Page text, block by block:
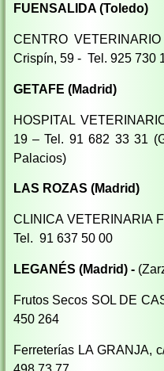
FUENSALIDA (Toledo)
CENTRO
Crispín, 59 - Tel. 925 730
GETAFE (Madrid)
HOSPITAL
19 – Tel. 91 682 33 31
Palacios)
LAS ROZAS (Madrid)
CLINICA VETERINARIA
Tel. 91 637 50 00
LEGANÉS (Madrid) -
Frutos Secos SOL DE
450 264
Ferreterías LA GRANJA,